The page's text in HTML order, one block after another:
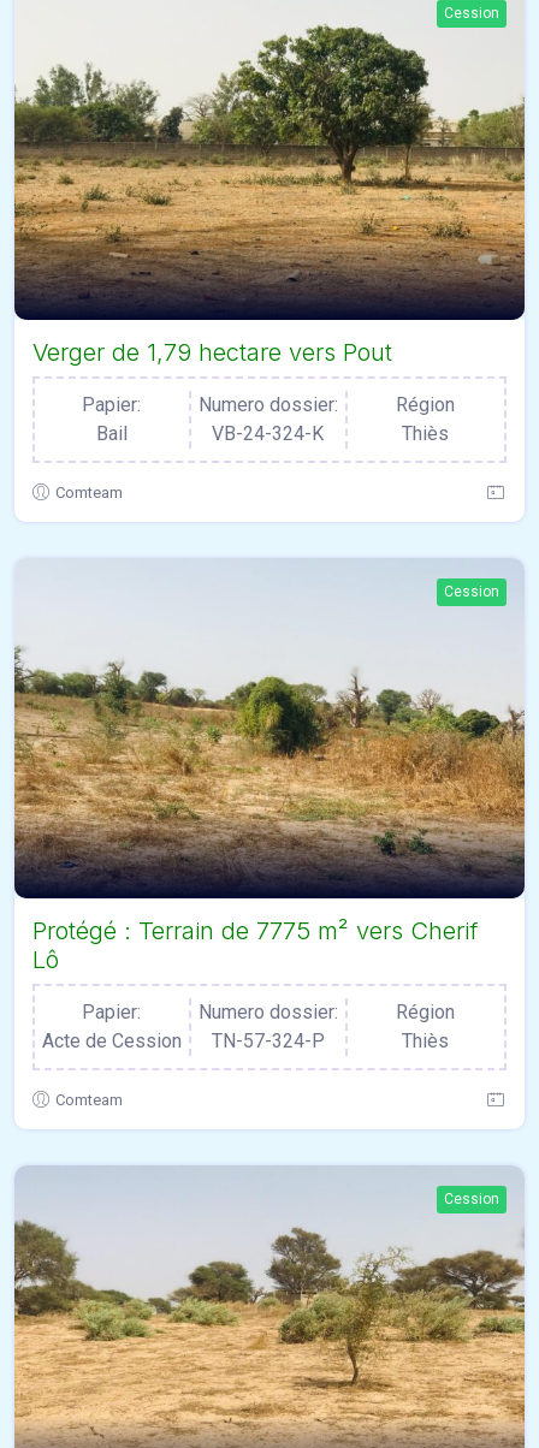
Cession
Verger de 1,79 hectare vers Pout
Papier:
Bail
Numero dossier:
VB-24-324-K
Région
Thiès
Comteam
Cession
Protégé : Terrain de 7775 m² vers Cherif
Lô
Papier:
Acte de Cession
Numero dossier:
TN-57-324-P
Région
Thiès
Comteam
Cession